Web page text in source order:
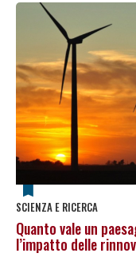
SCIENZA E RICERCA
Quanto vale un
l’impatto delle